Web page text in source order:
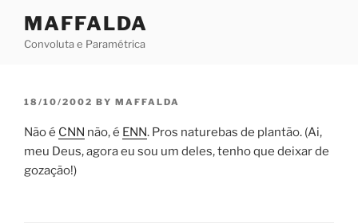
content
MAFFALDA
Convoluta e Paramétrica
POSTED
18/10/2002 BY MAFFALDA
Não é CNN não, é ENN. Pros naturebas de plantão. (Ai,
meu Deus, agora eu sou um deles, tenho que deixar de
gozação!)